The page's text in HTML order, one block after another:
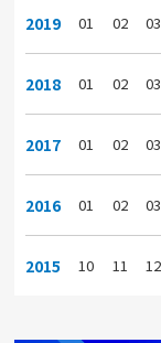
2019 01 02 03
2018 01 02 03
2017 01 02 03
2016 01 02 03
2015 10 11 12